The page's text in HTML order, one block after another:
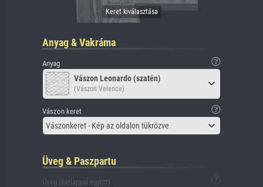
Anyag & Vakráma
Anyag
Vászon Leonardo (szatén)
(Vászon Velence)
Vászon keret
Vászonkeret - Kép az oldalon tükrözve
Üveg & Paszpartu
Üveg (hátlappal együtt)